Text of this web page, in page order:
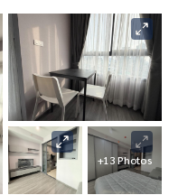
+13 Photos